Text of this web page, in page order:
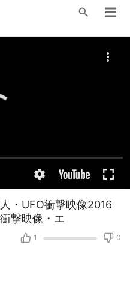
・UFO衝撃映像2016
撃映像・エ
1 0